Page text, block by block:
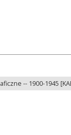
-- 1900-1945